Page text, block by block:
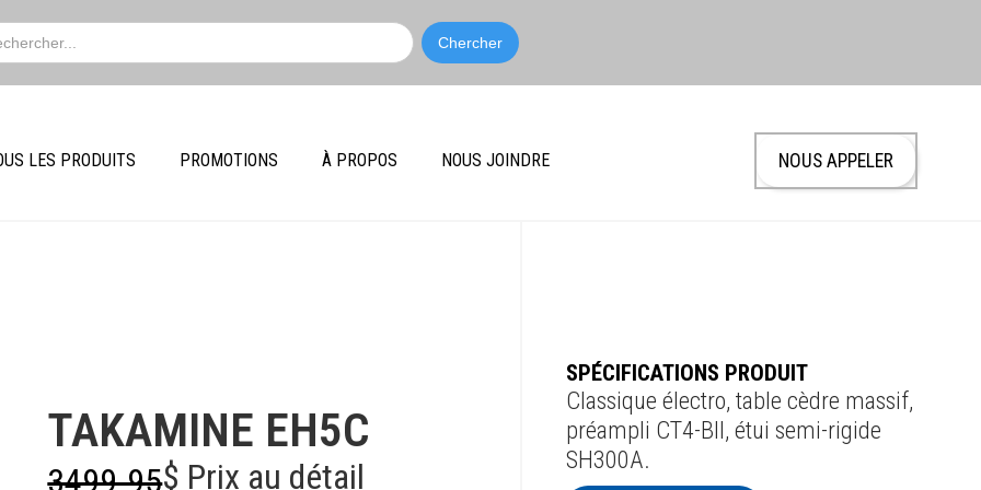
LES PRODUITS PROMOTIONS À PROPOS NOUS JOINDRE NOUS APPELER
TAKAMINE EH5C
3499.95$ Prix au détail
SPÉCIFICATIONS PRODUIT
Classique électro, table cèdre massif,
préampli CT4-BII, étui semi-rigide
SH300A.